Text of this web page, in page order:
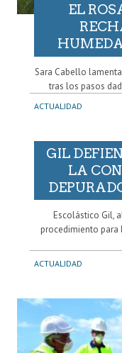
EL
Sara Cabello
tras los pasos
ACTUALIDAD
GIL
LA
Escolástico Gil,
procedimiento para
ACTUALIDAD